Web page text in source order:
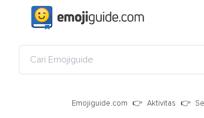
Emojiguide.com Aktivitas